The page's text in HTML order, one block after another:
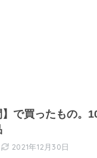
】で買ったもの。
2021年12月30日